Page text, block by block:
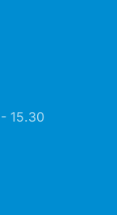
15.30